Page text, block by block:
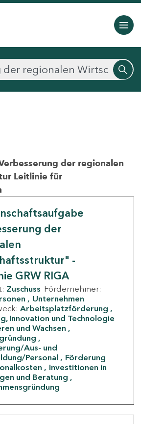
der regionalen
Leitlinie für
der
-
GRW RIGA
Zuschuss Fördernehmer:
Unternehmen
Arbeitsplatzförderung
Innovation und Technologie
und Wachsen
Aus- und
Personal
Förderung
Investitionen in
und Beratung